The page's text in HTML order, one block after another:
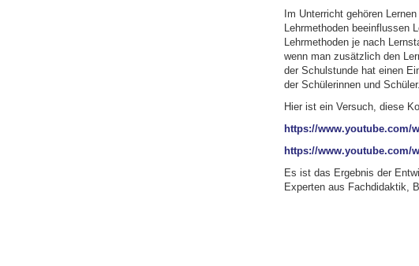
Im Unterricht gehören
Lehrmethoden beeinflussen
Lehrmethoden je nach
wenn man zusätzlich den
der Schulstunde hat einen
der Schülerinnen und Schüler.
Hier ist ein Versuch, diese
https://www.youtube.com/
https://www.youtube.com/
Es ist das Ergebnis der
Experten aus Fachdidaktik,